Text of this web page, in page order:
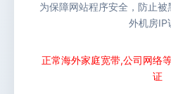
为保障网站程序安全，防止
外机房IP
正常海外家庭宽带,公司网络
证